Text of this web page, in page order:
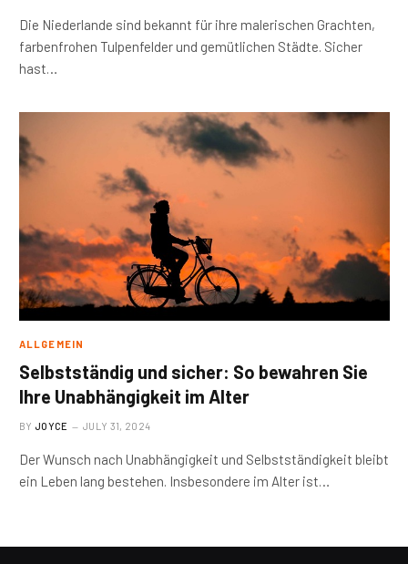
Die Niederlande sind bekannt für ihre malerischen Grachten,
farbenfrohen Tulpenfelder und gemütlichen Städte. Sicher
hast…
ALLGEMEIN
Selbstständig und sicher: So bewahren Sie
Ihre Unabhängigkeit im Alter
BY JOYCE JULY 31, 2024
Der Wunsch nach Unabhängigkeit und Selbstständigkeit bleibt
ein Leben lang bestehen. Insbesondere im Alter ist…